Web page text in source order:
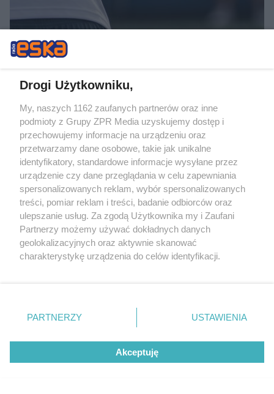
TENIS ZIEMNY
Challenger ATP Kozerki. Ostatni
Polak odpada z turnieju
ZOBACZ WIĘCEJ
Drogi Użytkowniku,
My, naszych 1162 zaufanych partnerów oraz inne
podmioty z Grupy ZPR Media uzyskujemy dostęp i
przechowujemy informacje na urządzeniu oraz
przetwarzamy dane osobowe, takie jak unikalne
identyfikatory, standardowe informacje wysyłane przez
urządzenie czy dane przeglądania w celu zapewniania
spersonalizowanych reklam, wybór spersonalizowanych
treści, pomiar reklam i treści, badanie odbiorców oraz
ulepszanie usług. Za zgodą Użytkownika my i Zaufani
Partnerzy możemy używać dokładnych danych
geolokalizacyjnych oraz aktywnie skanować
charakterystykę urządzenia do celów identyfikacji.
zmienić/wycofać klikając przycisk ustawień prywatności
znajdujący się w lewym dolnym rogu strony
rodzaje przetwarzania danych nie wymagają zgody
użytkownika, ale masz prawo sprzeciwić się takiemu
przetwarzaniu. Preferencje będą miały zastosowanie tylko
PARTNERZY USTAWIENIA
Akceptuję